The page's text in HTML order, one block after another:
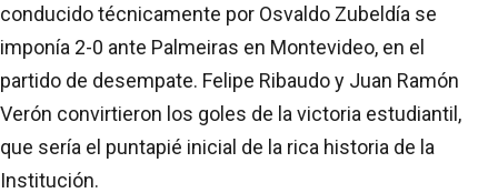
conducido técnicamente por Osvaldo Zubeldía se
imponía 2-0 ante Palmeiras en Montevideo, en el
partido de desempate. Felipe Ribaudo y Juan Ramón
Verón convirtieron los goles de la victoria estudiantil,
que sería el puntapié inicial de la rica historia de la
Institución.